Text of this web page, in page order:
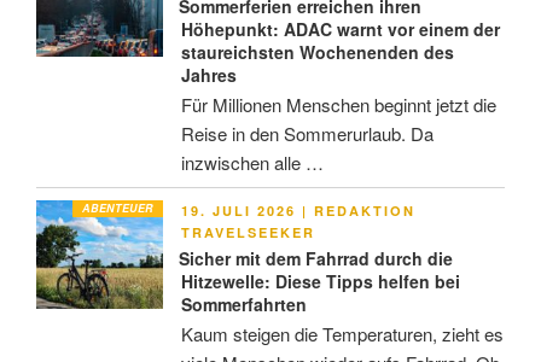
Sommerferien erreichen ihren
Höhepunkt: ADAC warnt vor einem der
staureichsten Wochenenden des
Jahres
Für Millionen Menschen beginnt jetzt die
Reise in den Sommerurlaub. Da
inzwischen alle …
ABENTEUER
VERÖFFENTLICHT
AM
19. JULI 2026 | REDAKTION
TRAVELSEEKER
Sicher mit dem Fahrrad durch die
Hitzewelle: Diese Tipps helfen bei
Sommerfahrten
Kaum steigen die Temperaturen, zieht es